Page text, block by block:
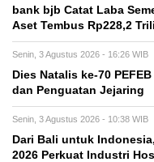
bank bjb Catat Laba
Aset Tembus Rp228,2
Senin, 3 Agustus 2026 - 16:26 WIB
Dies Natalis ke-70
dan Penguatan Jejaring
Senin, 3 Agustus 2026 - 10:38 WIB
Dari Bali untuk
2026 Perkuat Industri